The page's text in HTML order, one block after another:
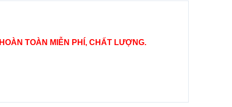
HOÀN TOÀN MIỄN PHÍ, CHẤT LƯỢNG.